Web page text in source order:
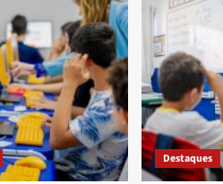
Destaques